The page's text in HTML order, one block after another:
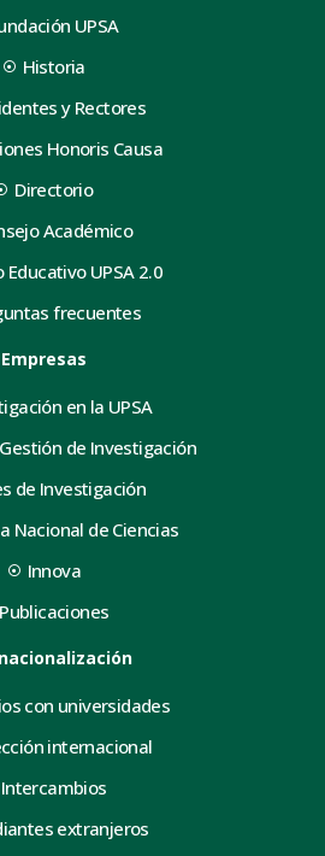
UPSA
Historia
y Rectores
Honoris Causa
Directorio
Académico
Educativo UPSA 2.0
frecuentes
Empresas
en la UPSA
de Investigación
de Investigación
Nacional de Ciencias
Innova
Publicaciones
con universidades
internacional
Intercambios
extranjeros